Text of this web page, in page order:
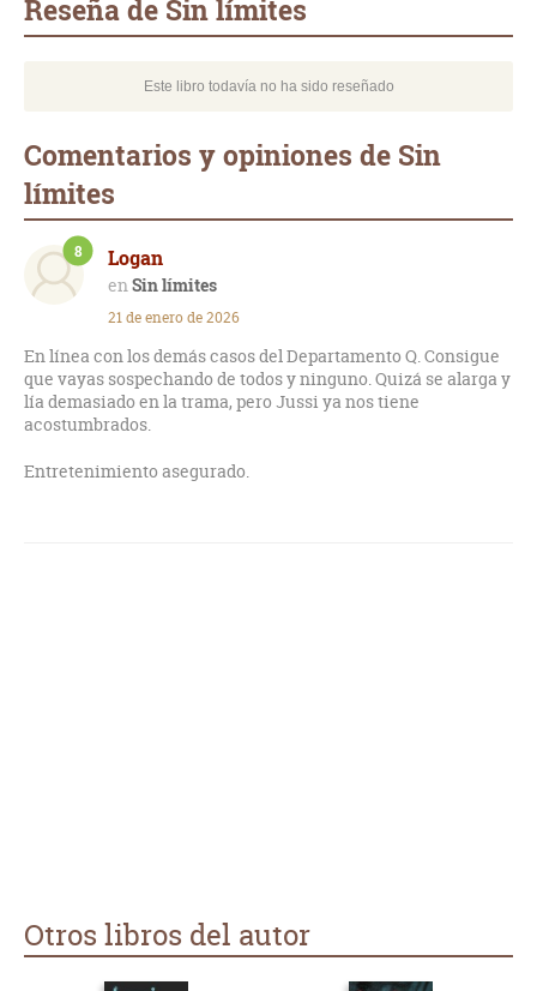
Reseña de Sin límites
Este libro todavía no ha sido reseñado
Comentarios y opiniones de Sin
límites
Logan
Sin límites
8
21 de enero de 2026
En línea con los demás casos del Departamento Q. Consigue
que vayas sospechando de todos y ninguno. Quizá se alarga y
lía demasiado en la trama, pero Jussi ya nos tiene
acostumbrados.
Entretenimiento asegurado.
Otros libros del autor